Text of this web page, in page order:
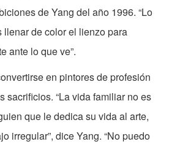
de Yang del año 1996. “Lo
llenar de color el lienzo para
ante lo que ve”.
en pintores de profesión
sacrificios. “La vida familiar no es
que le dedica su vida al arte,
irregular”, dice Yang. “No puedo